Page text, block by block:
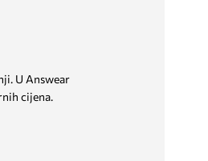
U Answear
cijena.